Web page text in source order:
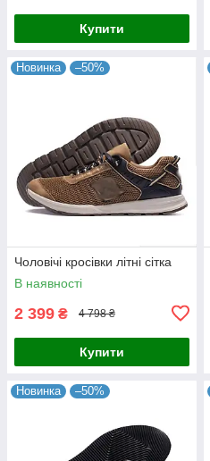
Купити
Новинка –50%
Чоловічі кросівки літні сітка
В наявності
2 399 ₴ 4 798 ₴
Купити
Новинка –50%